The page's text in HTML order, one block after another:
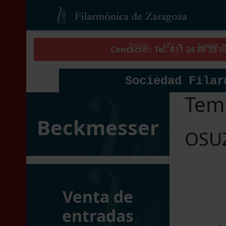
Inicio SFZ Socios
Contacto:: Tel. 611 24 89 35
Sociedad
Beckmesser
Venta de
entradas